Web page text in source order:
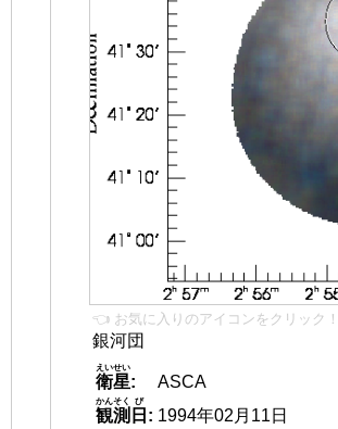
👈 お気に入りのアイコンをクリック！
銀河団
衛星
えいせい
:
ASCA
観測
かんそく
日
び
: 1994年02月11日